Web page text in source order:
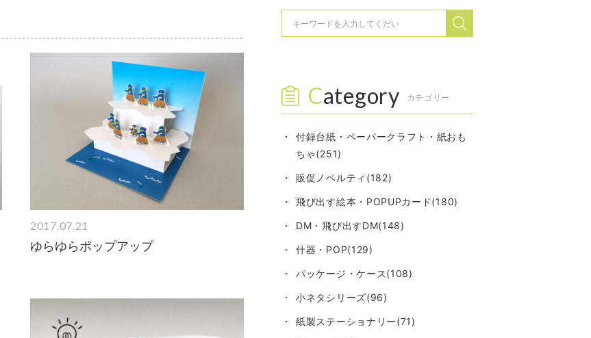
2017.07.21
ゆらゆらポップアップ
Category カテゴリー
付録台紙・ペーパークラフト・紙おも
ちゃ(251)
販促ノベルティ(182)
飛び出す絵本・POPUPカード(180)
DM・飛び出すDM(148)
什器・POP(129)
パッケージ・ケース(108)
小ネタシリーズ(96)
紙製ステーショナリー(71)